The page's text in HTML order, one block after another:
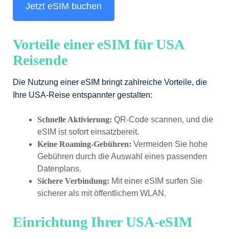
Jetzt eSIM buchen
Vorteile einer eSIM für USA
Reisende
Die Nutzung einer eSIM bringt zahlreiche Vorteile, die
Ihre USA-Reise entspannter gestalten:
Schnelle Aktivierung: QR-Code scannen, und die
eSIM ist sofort einsatzbereit.
Keine Roaming-Gebühren: Vermeiden Sie hohe
Gebühren durch die Auswahl eines passenden
Datenplans.
Sichere Verbindung: Mit einer eSIM surfen Sie
sicherer als mit öffentlichem WLAN.
Einrichtung Ihrer USA-eSIM